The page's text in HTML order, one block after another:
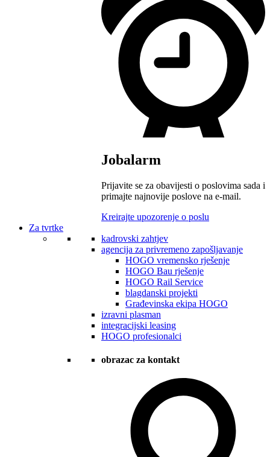
Jobalarm
Prijavite se za obavijesti o poslovima sada i
primajte najnovije poslove na e-mail.
Kreirajte upozorenje o poslu
Za tvrtke
kadrovski zahtjev
agencija za privremeno zapošljavanje
HOGO vremensko rješenje
HOGO Bau rješenje
HOGO Rail Service
blagdanski projekti
Građevinska ekipa HOGO
izravni plasman
integracijski leasing
HOGO profesionalci
obrazac za kontakt